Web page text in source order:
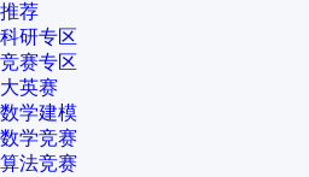
推荐
科研专区
竞赛专区
大英赛
数学建模
数学竞赛
算法竞赛